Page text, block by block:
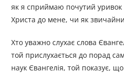
як я сприймаю почутий уривок
Христа до мене, чи як
Хто уважно слухає слова
той прислухається до порад
наук Євангелія, той показує,